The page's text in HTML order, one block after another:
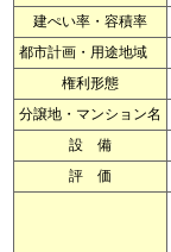
建ぺい率・容積率
都市計画・用途地域
権利形態
分譲地・マンション名
設 備
評 価